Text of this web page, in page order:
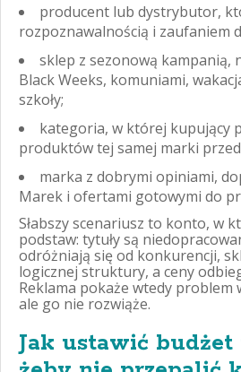
producent lub dystrybutor,
rozpoznawalnością i zaufaniem
sklep z sezonową kampanią,
Black Weeks, komuniami,
szkoły;
kategoria, w której kupujący
produktów tej samej marki przed
marka z dobrymi opiniami,
Marek i ofertami gotowymi do
Słabszy scenariusz to konto, w
podstaw: tytuły są
odróżniają się od konkurencji,
logicznej struktury, a ceny
Reklama pokaże wtedy problem
ale go nie rozwiąże.
Jak ustawić budżet